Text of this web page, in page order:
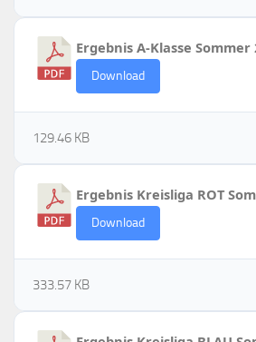
Ergebnis A-Klasse Sommer
Download
129.46 KB
Ergebnis Kreisliga ROT
Download
333.57 KB